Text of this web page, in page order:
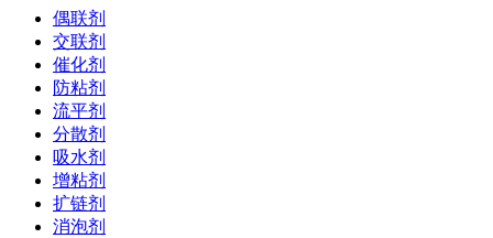
偶联剂
交联剂
催化剂
防粘剂
流平剂
分散剂
吸水剂
增粘剂
扩链剂
消泡剂